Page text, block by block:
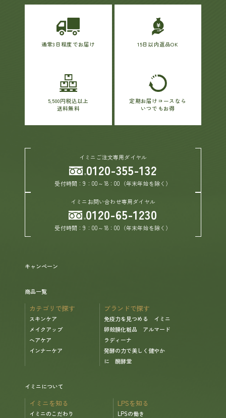
お買い物ガイド
定期お届けサービス
お知らせ
メディア掲載
通常3日程度でお届け 15日以内返品OK
5,500円税込以上
送料無料
定期お届けコースなら
いつでもお得
キャンペーン
商品一覧
カテゴリで探す
スキンケア
メイクアップ
ヘアケア
インナーケア
ブランドで探す
免疫力を見つめる イミニ
卵殻膜化粧品 アルマード
ラディーナ
発酵の力で美しく健やか
に 醗酵堂
イミニについて
イミニを知る
イミニのこだわり
LPSを知る
LPSの働き
イミニご注文専用ダイヤル
0120-355-132
受付時間：9：00～18：00（年末年始を除く）
イミニお問い合わせ専用ダイヤル
0120-65-1230
受付時間：9：00～18：00（年末年始を除く）